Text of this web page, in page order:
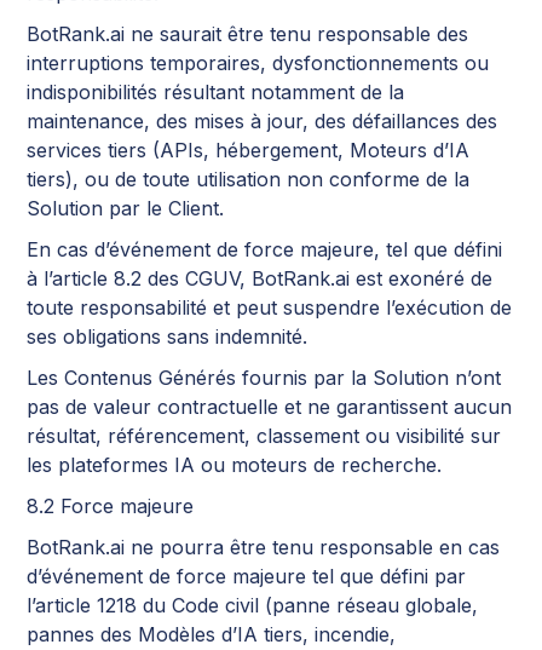
BotRank.ai ne saurait être tenu responsable des
interruptions temporaires, dysfonctionnements ou
indisponibilités résultant notamment de la
maintenance, des mises à jour, des défaillances des
services tiers (APIs, hébergement, Moteurs d’IA
tiers), ou de toute utilisation non conforme de la
Solution par le Client.
En cas d’événement de force majeure, tel que défini
à l’article 8.2 des CGUV, BotRank.ai est exonéré de
toute responsabilité et peut suspendre l’exécution de
ses obligations sans indemnité.
Les Contenus Générés fournis par la Solution n’ont
pas de valeur contractuelle et ne garantissent aucun
résultat, référencement, classement ou visibilité sur
les plateformes IA ou moteurs de recherche.
8.2 Force majeure
BotRank.ai ne pourra être tenu responsable en cas
d’événement de force majeure tel que défini par
l’article 1218 du Code civil (panne réseau globale,
pannes des Modèles d’IA tiers, incendie,